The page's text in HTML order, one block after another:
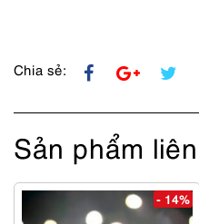
số
Chia sẻ:
Sản phẩm
- 14%